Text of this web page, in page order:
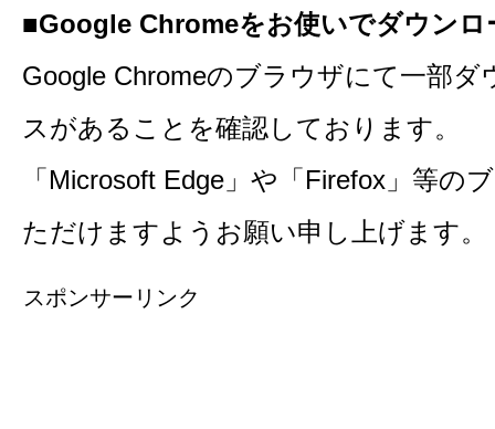
■Google Chromeをお使いでダウンロ
Google Chromeのブラウザにて一部
スがあることを確認しております。
「Microsoft Edge」や「Firefox」等の
ただけますようお願い申し上げます。
スポンサーリンク